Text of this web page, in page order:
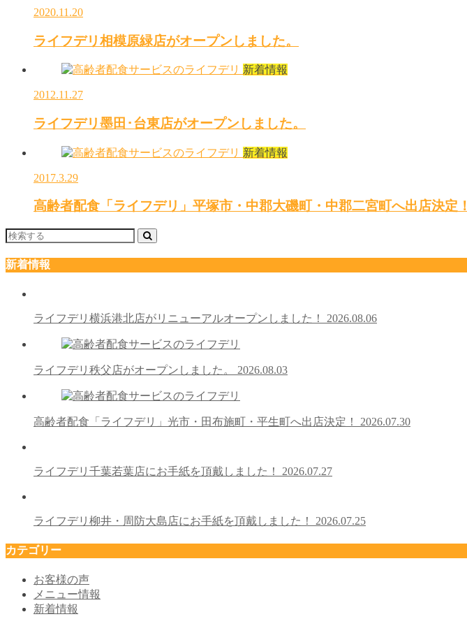
2020.11.20
ライフデリ相模原緑店がオープンしました。
新着情報
2012.11.27
ライフデリ墨田･台東店がオープンしました。
新着情報
2017.3.29
高齢者配食「ライフデリ」平塚市・中郡大磯町・中郡二宮町へ出店決定！
新着情報
ライフデリ横浜港北店がリニューアルオープンしました！ 2026.08.06
ライフデリ秩父店がオープンしました。 2026.08.03
高齢者配食「ライフデリ」光市・田布施町・平生町へ出店決定！ 2026.07.30
ライフデリ千葉若葉店にお手紙を頂戴しました！ 2026.07.27
ライフデリ柳井・周防大島店にお手紙を頂戴しました！ 2026.07.25
カテゴリー
お客様の声
メニュー情報
新着情報